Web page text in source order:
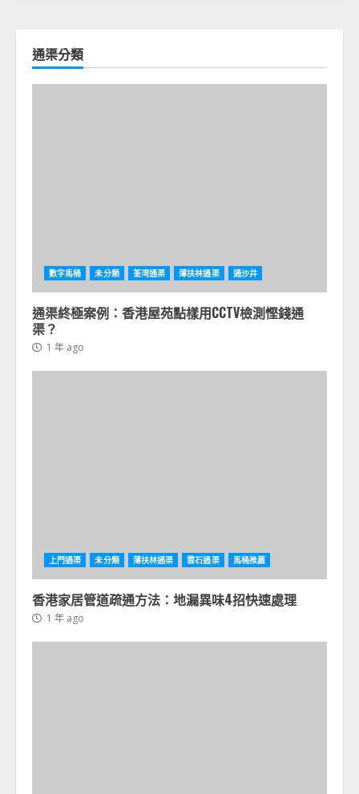
通渠分類
數字馬桶 未分類 荃湾通渠 薄扶林通渠 通沙井
通渠終極案例：香港屋苑點樣用CCTV檢測慳錢通
渠？
1 年 ago
上門通渠 未分類 薄扶林通渠 雲石通渠 馬桶推薦
香港家居管道疏通方法：地漏異味4招快速處理
1 年 ago